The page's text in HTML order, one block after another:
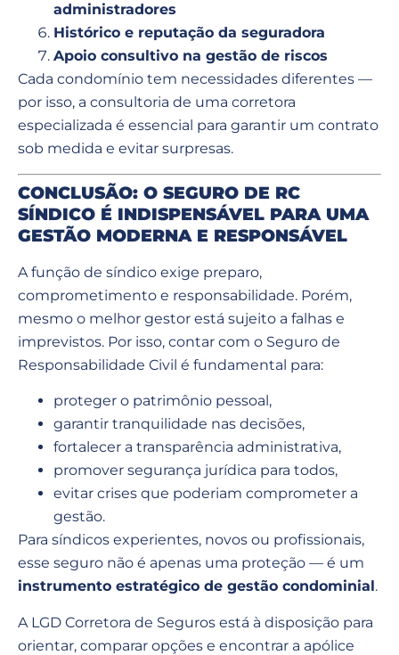
administradores
Histórico e reputação da seguradora
Apoio consultivo na gestão de riscos
Cada condomínio tem necessidades diferentes —
por isso, a consultoria de uma corretora
especializada é essencial para garantir um contrato
sob medida e evitar surpresas.
CONCLUSÃO: O SEGURO DE RC
SÍNDICO É INDISPENSÁVEL PARA UMA
GESTÃO MODERNA E RESPONSÁVEL
A função de síndico exige preparo,
comprometimento e responsabilidade. Porém,
mesmo o melhor gestor está sujeito a falhas e
imprevistos. Por isso, contar com o Seguro de
Responsabilidade Civil é fundamental para:
proteger o patrimônio pessoal,
garantir tranquilidade nas decisões,
fortalecer a transparência administrativa,
promover segurança jurídica para todos,
evitar crises que poderiam comprometer a
gestão.
Para síndicos experientes, novos ou profissionais,
esse seguro não é apenas uma proteção — é um
instrumento estratégico de gestão condominial.
A LGD Corretora de Seguros está à disposição para
orientar, comparar opções e encontrar a apólice